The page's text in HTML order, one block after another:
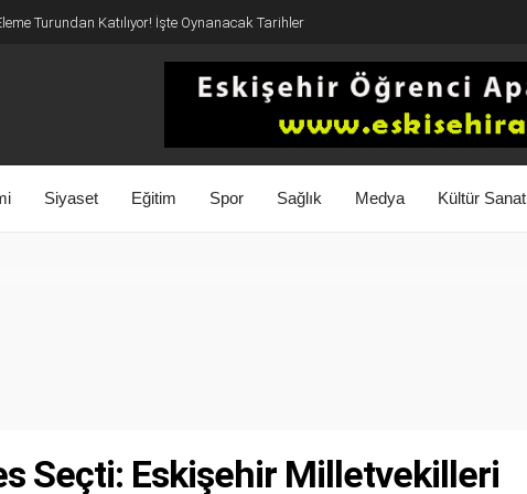
Turundan Katılıyor! İşte Oynanacak Tarihler
Siyaset Eğitim Spor Sağlık Medya Kültür Sanat
Seçti: Eskişehir Milletvekilleri